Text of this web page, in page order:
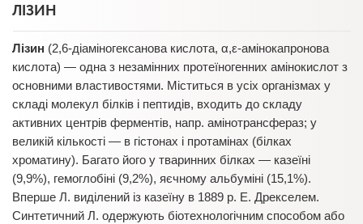
ЛІЗИН
Лізин (2,6-діаміногексанова кислота, α,ε-амінокапронова
кислота) — одна з незамінних протеїногенних амінокислот з
основними властивостями. Міститься в усіх організмах у
складі молекул білків і пептидів, входить до складу
активних центрів ферментів, напр. амінотрансфераз; у
великій кількості — в гістонах і протамінах (білках
хроматину). Багато його у тваринних білках — казеїні
(9,9%), гемоглобіні (9,2%), яєчному альбуміні (15,1%).
Вперше Л. виділений із казеїну в 1889 р. Е. Дрекселем.
Синтетичний Л. одержують біотехнологічним способом або